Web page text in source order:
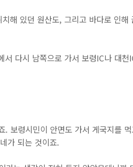
해 있던 원산도, 그리고 바다로 인해
다시 남쪽으로 가서 보령IC나 대
보령시민이 안면도 가서 게국지를
가 되는 것이죠.